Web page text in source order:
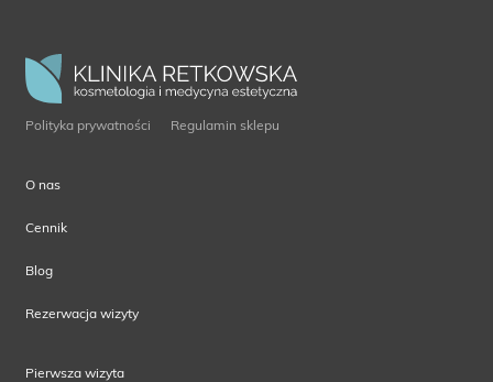
Polityka prywatności Regulamin sklepu
O nas
Cennik
Blog
Rezerwacja wizyty
Pierwsza wizyta